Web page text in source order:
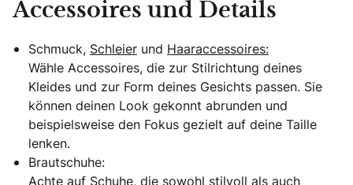
Accessoires und Details
Schmuck, Schleier und Haaraccessoires:
Wähle Accessoires, die zur Stilrichtung deines
Kleides und zur Form deines Gesichts passen. Sie
können deinen Look gekonnt abrunden und
beispielsweise den Fokus gezielt auf deine Taille
lenken.
Brautschuhe:
Achte auf Schuhe, die sowohl stilvoll als auch